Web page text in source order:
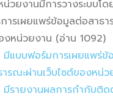
น่วยงานมีการวางระบบโ
ารเผยแพร่ข้อมูลต่อสาธ
งหน่วยงาน (อ่าน 1092)
มีแบบฟอร์มการเผยแพร่ข้
ารณะผ่านเว็บไซต์ของหน่ว
มีรายงานผลการกำกับติด